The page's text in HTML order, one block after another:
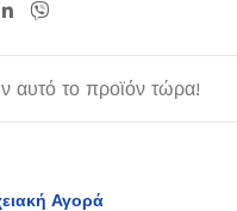
αυτό το προϊόν τώρα!
Αγορά